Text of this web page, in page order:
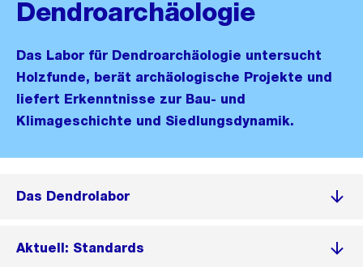
Dendroarchäologie
Das Labor für Dendroarchäologie untersucht
Holzfunde, berät archäologische Projekte und
liefert Erkenntnisse zur Bau- und
Klimageschichte und Siedlungsdynamik.
Das Dendrolabor
Aktuell: Standards